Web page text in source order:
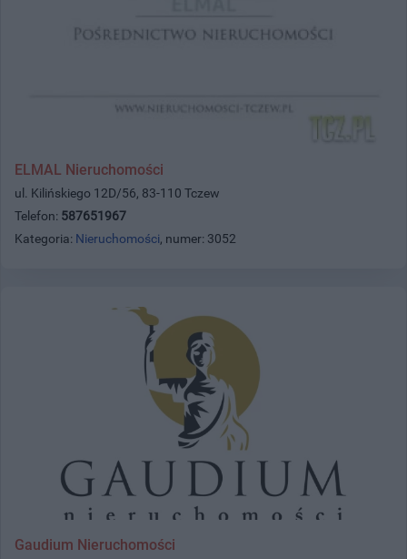
ELMAL Nieruchomości
ul. Kilińskiego 12D/56, 83-110 Tczew
Telefon: 587651967
Kategoria: Nieruchomości, numer: 3052
Gaudium Nieruchomości